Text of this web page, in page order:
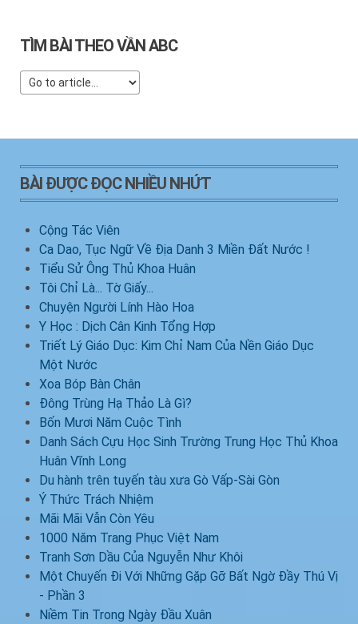
TÌM BÀI THEO VẦN ABC
BÀI ĐƯỢC ĐỌC NHIỀU NHỨT
Cộng Tác Viên
Ca Dao, Tục Ngữ Về Địa Danh 3 Miền Đất Nước !
Tiểu Sử Ông Thủ Khoa Huân
Tôi Chỉ Là... Tờ Giấy...
Chuyện Người Lính Hào Hoa
Y Học : Dịch Cân Kinh Tổng Hợp
Triết Lý Giáo Dục: Kim Chỉ Nam Của Nền Giáo Dục
Một Nước
Xoa Bóp Bàn Chân
Đông Trùng Hạ Thảo Là Gì?
Bốn Mươi Năm Cuộc Tình
Danh Sách Cựu Học Sinh Trường Trung Học Thủ Khoa
Huân Vĩnh Long
Du hành trên tuyến tàu xưa Gò Vấp-Sài Gòn
Ý Thức Trách Nhiệm
Mãi Mãi Vẫn Còn Yêu
1000 Năm Trang Phục Việt Nam
Tranh Sơn Dầu Của Nguyễn Như Khôi
Một Chuyến Đi Với Những Gặp Gỡ Bất Ngờ Đầy Thú Vị
- Phần 3
Niềm Tin Trong Ngày Đầu Xuân